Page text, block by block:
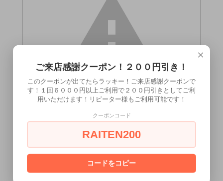
竿）は18歳未満の方には販売できません。
あなたは18歳以上ですか？
[ はい ] [ いいえ ]
×
ご来店感謝クーポン！２００円引き！
このクーポンが出てたらラッキー！ご来店感謝クーポンで
す！１回６０００円以上ご利用で２００円引きとしてご利
用いただけます！リピーター様もご利用可能です！
クーポンコード
RAITEN200
コードをコピー